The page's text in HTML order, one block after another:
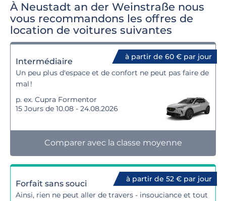
À Neustadt an der Weinstraße nous
vous recommandons les offres de
location de voitures suivantes
à partir de 60 € par jour
Intermédiaire
Un peu plus d'espace et de confort ne peut pas faire de
mal !
p. ex. Cupra Formentor
15 Jours de 10.08 - 24.08.2026
Comparer avec la classe moyenne
à partir de 52 € par jour
Forfait sans souci
Ainsi, rien ne peut aller de travers - insouciance et tout